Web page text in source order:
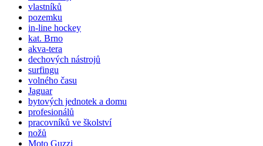
vlastníků
pozemku
in-line hockey
kat. Brno
akva-tera
dechových nástrojů
surfingu
volného času
Jaguar
bytových jednotek a domu
profesionálů
pracovníků ve školství
nožů
Moto Guzzi